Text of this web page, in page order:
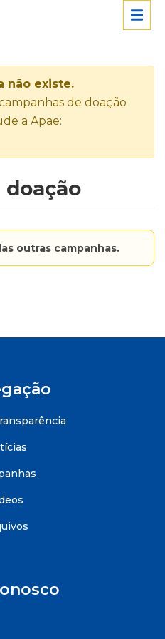
não existe.
de doação
a Apae:
doação
outras campanhas.